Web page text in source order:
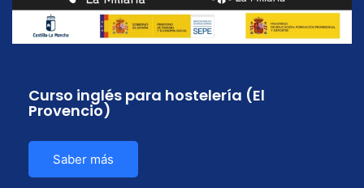
Curso inglés para hostelería (El
Provencio)
Saber más